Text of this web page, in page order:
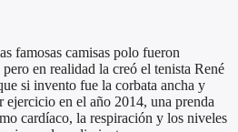
famosas camisas polo fueron
en realidad la creó el tenista René
si invento fue la corbata ancha y
ejercicio en el año 2014, una prenda
cardíaco, la respiración y los niveles